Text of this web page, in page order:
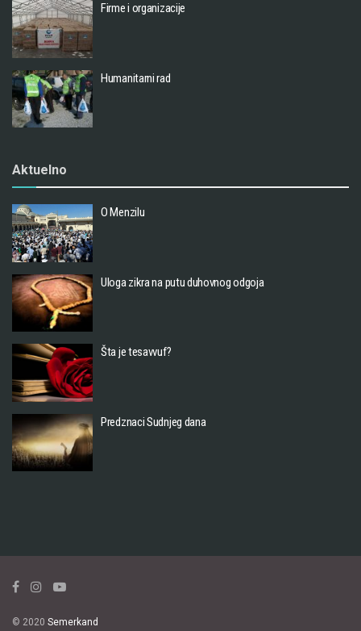
Firme i organizacije
Humanitarni rad
Aktuelno
O Menzilu
Uloga zikra na putu duhovnog odgoja
Šta je tesavvuf?
Predznaci Sudnjeg dana
© 2020 Semerkand